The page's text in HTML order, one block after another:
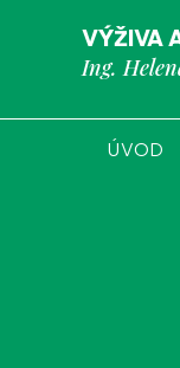
VÝŽIVA
Ing.
ÚVOD